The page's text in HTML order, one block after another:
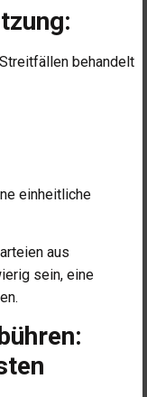
behandelt
einheitliche
aus
sein, eine